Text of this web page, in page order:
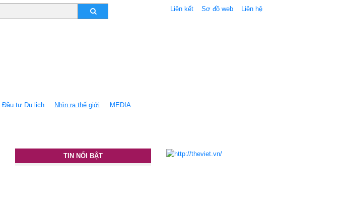
Liên kết Sơ đồ web Liên hệ
Ðầu tư Du lịch Nhìn ra thế giới MEDIA
TIN NỔI BẬT